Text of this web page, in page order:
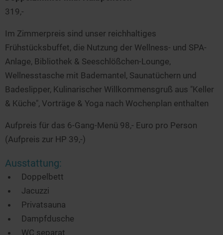
319,-
Im Zimmerpreis sind unser reichhaltiges
Frühstücksbuffet, die Nutzung der Wellness- und SPA-
Anlage, Bibliothek & Seeschlößchen-Lounge,
Wellnesstasche mit Bademantel, Saunatüchern und
Badeslipper, Kulinarischer Willkommensgruß aus "Keller
& Küche", Vorträge & Yoga nach Wochenplan enthalten
Aufpreis für das 6-Gang-Menü 98,- Euro pro Person
(Aufpreis zur HP 39,-)
Ausstattung:
Doppelbett
Jacuzzi
Privatsauna
Dampfdusche
WC separat